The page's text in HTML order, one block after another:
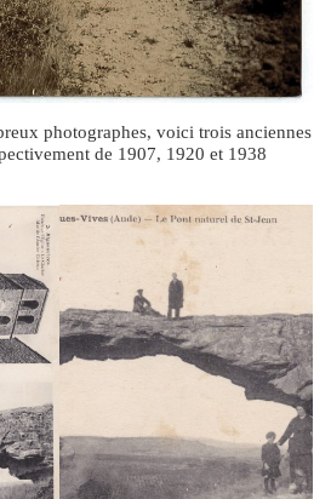
photographes, voici trois anciennes
de 1907, 1920 et 1938